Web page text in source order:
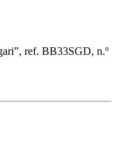
ref. BB33SGD, n.º